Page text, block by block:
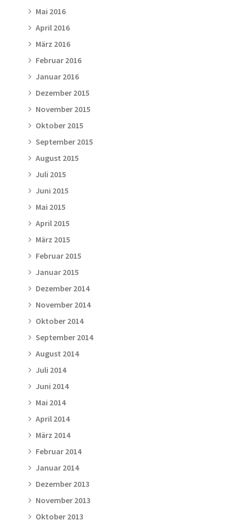
Mai 2016
April 2016
März 2016
Februar 2016
Januar 2016
Dezember 2015
November 2015
Oktober 2015
September 2015
August 2015
Juli 2015
Juni 2015
Mai 2015
April 2015
März 2015
Februar 2015
Januar 2015
Dezember 2014
November 2014
Oktober 2014
September 2014
August 2014
Juli 2014
Juni 2014
Mai 2014
April 2014
März 2014
Februar 2014
Januar 2014
Dezember 2013
November 2013
Oktober 2013